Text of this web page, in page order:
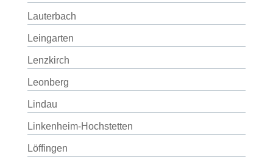
Lauterbach
Leingarten
Lenzkirch
Leonberg
Lindau
Linkenheim-Hochstetten
Löffingen